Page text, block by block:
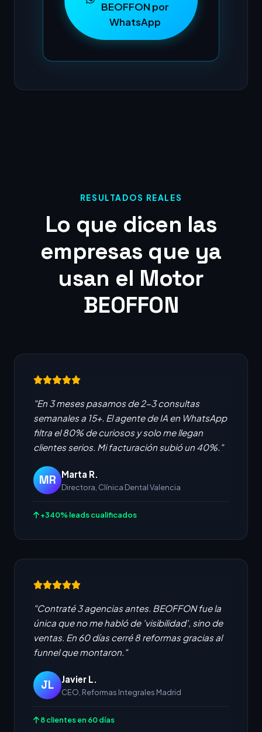
BEOFFON por
WhatsApp
RESULTADOS REALES
Lo que dicen las
empresas que ya
usan el Motor
BEOFFON
"En 3 meses pasamos de 2-3 consultas
semanales a 15+. El agente de IA en WhatsApp
filtra el 80% de curiosos y solo me llegan
clientes serios. Mi facturación subió un 40%."
MR Marta R.
Directora, Clínica Dental Valencia
+340% leads cualificados
"Contraté 3 agencias antes. BEOFFON fue la
única que no me habló de 'visibilidad', sino de
ventas. En 60 días cerré 8 reformas gracias al
funnel que montaron."
JL Javier L.
CEO, Reformas Integrales Madrid
8 clientes en 60 días